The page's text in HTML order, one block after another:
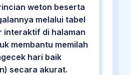
weton beserta
melalui tabel
interaktif di halaman
membantu memilah
hari baik
secara akurat.